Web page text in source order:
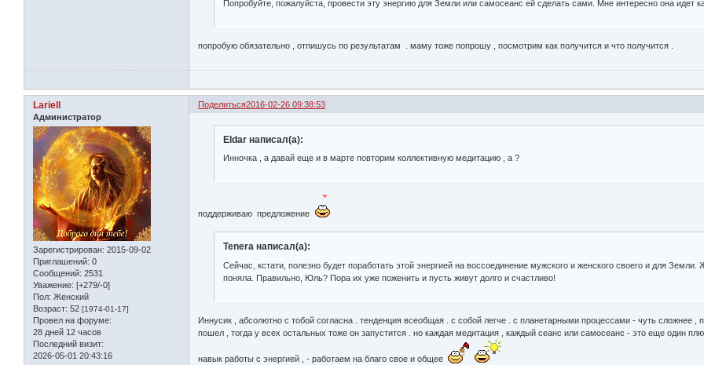
Попробуйте, пожалуйста, провести эту энергию для Земли или самосеанс ей сделать сами. Мне интересно она идет
попробую обязательно , отпишусь по результатам . маму тоже попрошу , посмотрим как получится и что получится .
Поделиться2016-02-26 09:38:53
Lariell
Администратор
Зарегистрирован: 2015-09-02
Приглашений: 0
Сообщений: 2531
Уважение: [+279/-0]
Пол: Женский
Возраст: 52 [1974-01-17]
Провел на форуме:
28 дней 12 часов
Последний визит:
2026-05-01 20:43:16
Eldar написал(а):
Инночка , а давай еще и в марте повторим коллективную медитацию , а ?
поддерживаю предложение
Tenera написал(а):
Сейчас, кстати, полезно будет поработать этой энергией на воссоединение мужского и женского своего и для
поняла. Правильно, Юль? Пора их уже поженить и пусть живут долго и счастливо!
Иннусик , абсолютно с тобой согласна . тенденция всеобщая . с собой легче . с планетарными процессами - чуть сложнее ,
пошел , тогда у всех остальных тоже он запустится . но каждая медитация , каждый сеанс или самосеанс - это еще один
навык работы с энергией , - работаем на благо свое и общее